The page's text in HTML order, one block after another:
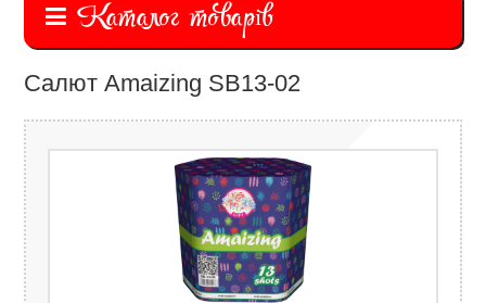
Каталог товарів
Салют Amaizing SB13-02